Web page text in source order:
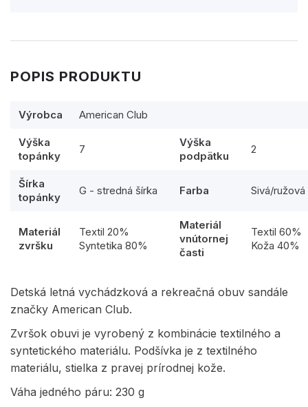
POPIS PRODUKTU
Výrobca American Club
Výška
topánky
7
Výška
podpätku
2
Šírka
topánky
G - stredná šírka Farba Sivá/ružová
Materiál
zvršku
Textil 20%
Syntetika 80%
Materiál
vnútornej
časti
Textil 60%
Koža 40%
Detská letná vychádzková a rekreačná obuv sandále
značky American Club.
Zvršok obuvi je vyrobený z kombinácie textilného a
syntetického materiálu. Podšívka je z textilného
materiálu, stielka z pravej prírodnej kože.
Váha jedného páru: 230 g